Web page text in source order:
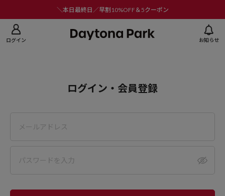
＼本日最終日／早割10%OFF＆5クーポン
ログイン お知らせ
ログイン・会員登録